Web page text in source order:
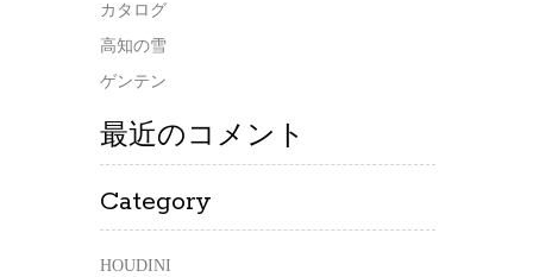
カタログ
高知の雪
ゲンテン
最近のコメント
Category
HOUDINI